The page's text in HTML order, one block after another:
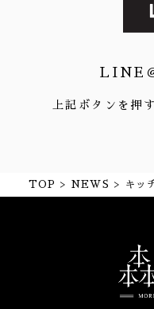
LINE
上記ボタンを押
TOP NEWS キッ